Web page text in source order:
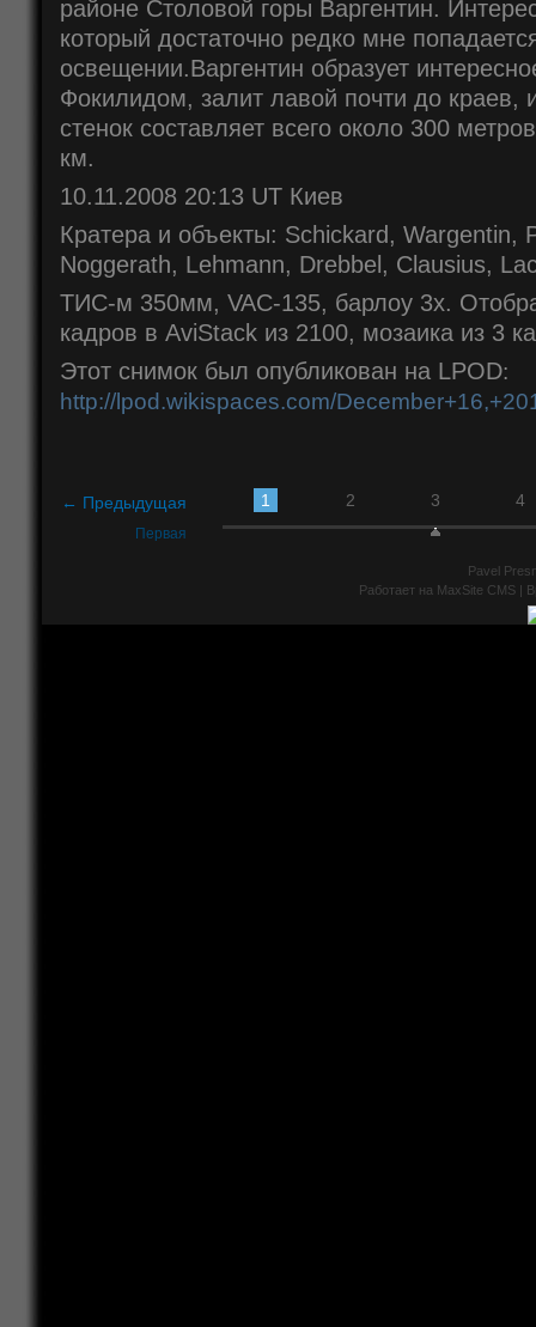
районе Столовой горы Варгентин.
который достаточно редко мне
освещении.Варгентин образует
Фокилидом, залит лавой почти до краев,
стенок составляет всего около 300
км.
10.11.2008 20:13 UT Киев
Кратера и объекты: Schickard, Wargentin,
Noggerath, Lehmann, Drebbel, Clausius,
ТИС-м 350мм, VAC-135, барлоу 3x.
кадров в AviStack из 2100, мозаика из 3
Этот снимок был опубликован на LPOD:
http://lpod.wikispaces.com/
← Предыдущая 1 2 3 4
Первая
Pavel
Работает на MaxSite CMS |